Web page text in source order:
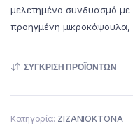
μελετημένο συνδυασμό με
προηγμένη μικροκάψουλα,
ΣΎΓΚΡΙΣΗ ΠΡΟΪΌΝΤΩΝ
Κατηγορία: ΖΙΖΑΝΙΟΚΤΟΝΑ